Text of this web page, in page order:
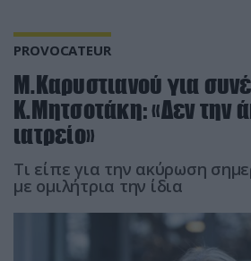
PROVOCATEUR
M.Kαρυστιανού για
Κ.Μητσοτάκη: «Δεν την
ιατρείο»
Τι είπε για την ακύρωση
με ομιλήτρια την ίδια